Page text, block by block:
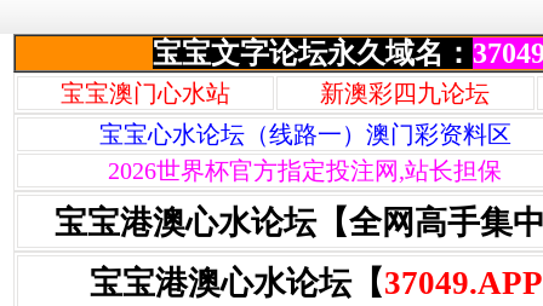
宝宝文字论坛永久域名：
宝宝澳门心水站
新澳彩四九论坛
宝宝心水论坛（线路一）澳门彩资料区
2026世界杯官方指定投注网,站长担保
宝宝港澳心水论坛【全网高手集
宝宝港澳心水论坛【37049.APP